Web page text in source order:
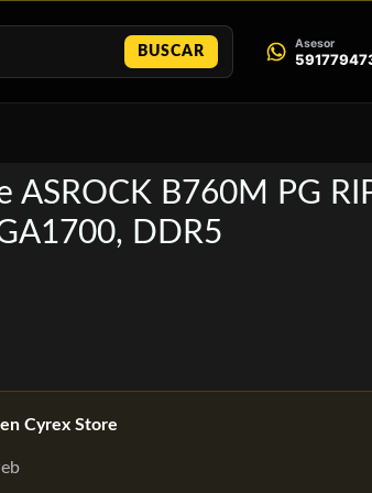
BUSCAR
Asesor
ASROCK B760M PG
DDR5
Cyrex Store